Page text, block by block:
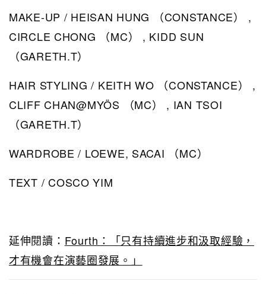
MAKE-UP / HEISAN HUNG （CONSTANCE） ,
CIRCLE CHONG （MC） , KIDD SUN
（GARETH.T）
HAIR STYLING / KEITH WO （CONSTANCE） ,
CLIFF CHAN@MYÖS （MC） , IAN TSOI
（GARETH.T）
WARDROBE / LOEWE, SACAI （MC）
TEXT / COSCO YIM
延伸閱讀： Fourth：「只有持續進步和汲取經驗，
才有機會在演藝圈發展。」